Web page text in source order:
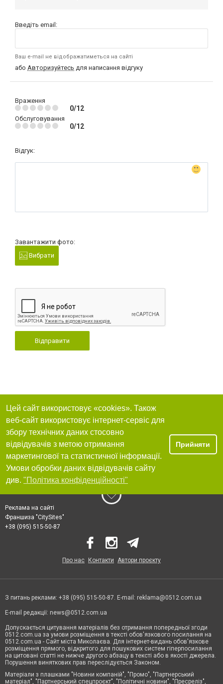
Введіть email:
Ваш e-mail не відображатиметься на сайті
або Авторизуйтесь для написання відгуку
Враження
0/12
Обслуговування
0/12
Відгук:
Завантажити фото:
Вибрати
Відправити
Цей сайт використовує «cookies». Також
веб-сайт використовує інтернет-сервіс для
збору технічних даних стосовно
відвідувачів з метою отримання
маркетингової та статистичної інформації.
Умови обробки даних відвідувачів сайту
див. "Політика конфіденційності"
Прийняти
Реклама на сайті
Франшиза "CitySites"
+38 (095) 515-50-87
Про нас Контакти Автори проєкту
З питань реклами: +38 (095) 515-50-87. E-mail: reklama@0512.com.ua
E-mail редакції: news@0512.com.ua
Допускається цитування матеріалів без отримання попередньої згоди
0512.com.ua за умови розміщення в тексті обов'язкового посилання на
0512.com.ua - Сайт міста Миколаєва. Для інтернет-видань обов'язкове
розміщення прямого, відкритого для пошукових систем гіперпосилання
на цитовані статті не нижче другого абзацу в тексті або в якості джерела.
Порушення виняткових прав переслідується Законом.
Матеріали з плашками "Новини компаній", "Промо", "Партнерський
матеріал", "Партнерський спецпроєкт", "Політичні новини", "Пресреліз",